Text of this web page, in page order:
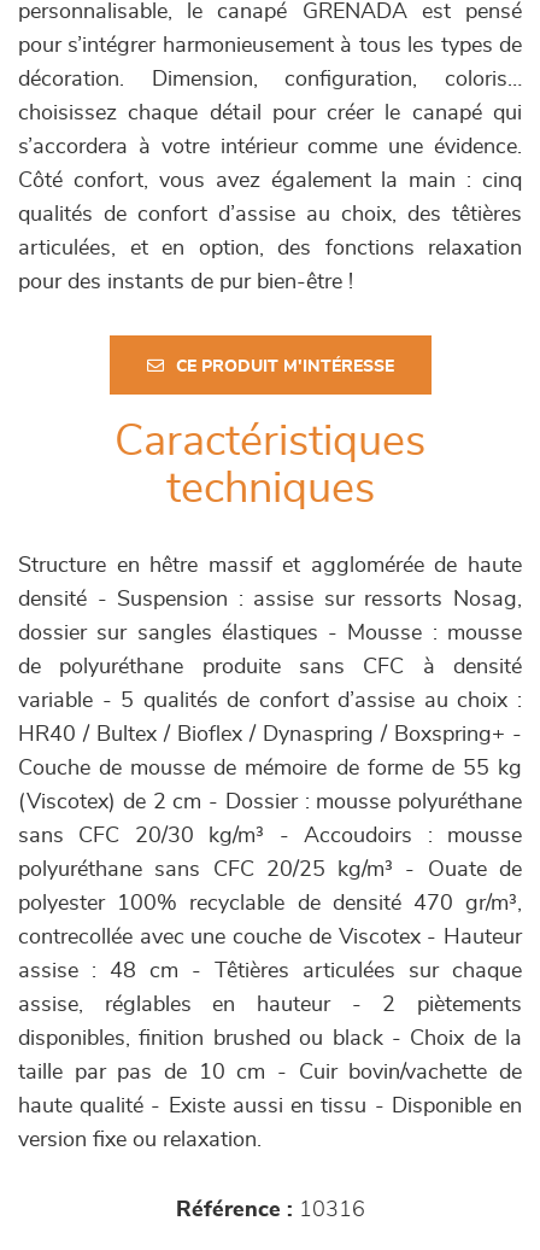
personnalisable, le canapé GRENADA est pensé
pour s’intégrer harmonieusement à tous les types de
décoration. Dimension, configuration, coloris…
choisissez chaque détail pour créer le canapé qui
s’accordera à votre intérieur comme une évidence.
Côté confort, vous avez également la main : cinq
qualités de confort d’assise au choix, des têtières
articulées, et en option, des fonctions relaxation
pour des instants de pur bien-être !
CE PRODUIT M'INTÉRESSE
Caractéristiques
techniques
Structure en hêtre massif et agglomérée de haute
densité - Suspension : assise sur ressorts Nosag,
dossier sur sangles élastiques - Mousse : mousse
de polyuréthane produite sans CFC à densité
variable - 5 qualités de confort d’assise au choix :
HR40 / Bultex / Bioflex / Dynaspring / Boxspring+ -
Couche de mousse de mémoire de forme de 55 kg
(Viscotex) de 2 cm - Dossier : mousse polyuréthane
sans CFC 20/30 kg/m³ - Accoudoirs : mousse
polyuréthane sans CFC 20/25 kg/m³ - Ouate de
polyester 100% recyclable de densité 470 gr/m³,
contrecollée avec une couche de Viscotex - Hauteur
assise : 48 cm - Têtières articulées sur chaque
assise, réglables en hauteur - 2 piètements
disponibles, finition brushed ou black - Choix de la
taille par pas de 10 cm - Cuir bovin/vachette de
haute qualité - Existe aussi en tissu - Disponible en
version fixe ou relaxation.
Référence : 10316